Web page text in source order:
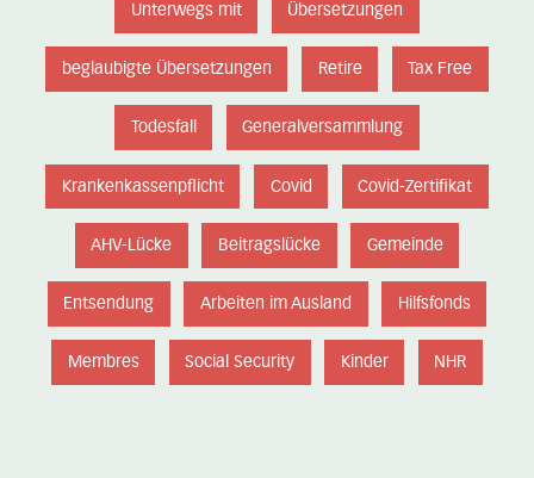
Unterwegs mit Übersetzungen
beglaubigte Übersetzungen Retire Tax Free
Todesfall Generalversammlung
Krankenkassenpflicht Covid Covid-Zertifikat
AHV-Lücke Beitragslücke Gemeinde
Entsendung Arbeiten im Ausland Hilfsfonds
Membres Social Security Kinder NHR